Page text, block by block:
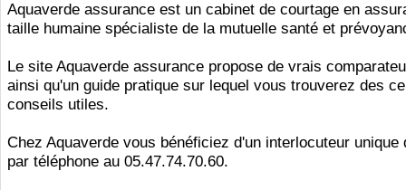
Aquaverde assurance est un cabinet de courtage en
taille humaine spécialiste de la mutuelle santé et
Le site Aquaverde assurance propose de vrais
ainsi qu'un guide pratique sur lequel vous trouverez des
conseils utiles.
Chez Aquaverde vous bénéficiez d'un interlocuteur unique
par téléphone au 05.47.74.70.60.